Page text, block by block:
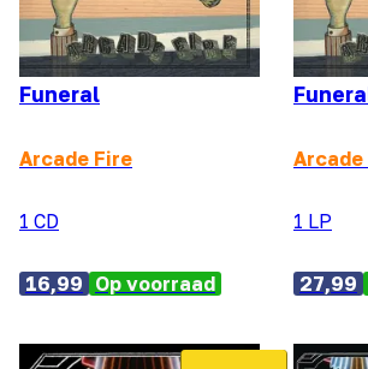
Funeral
Arcade Fire
1 CD
16,99 Op voorraad
Arcade
1 LP
27,99